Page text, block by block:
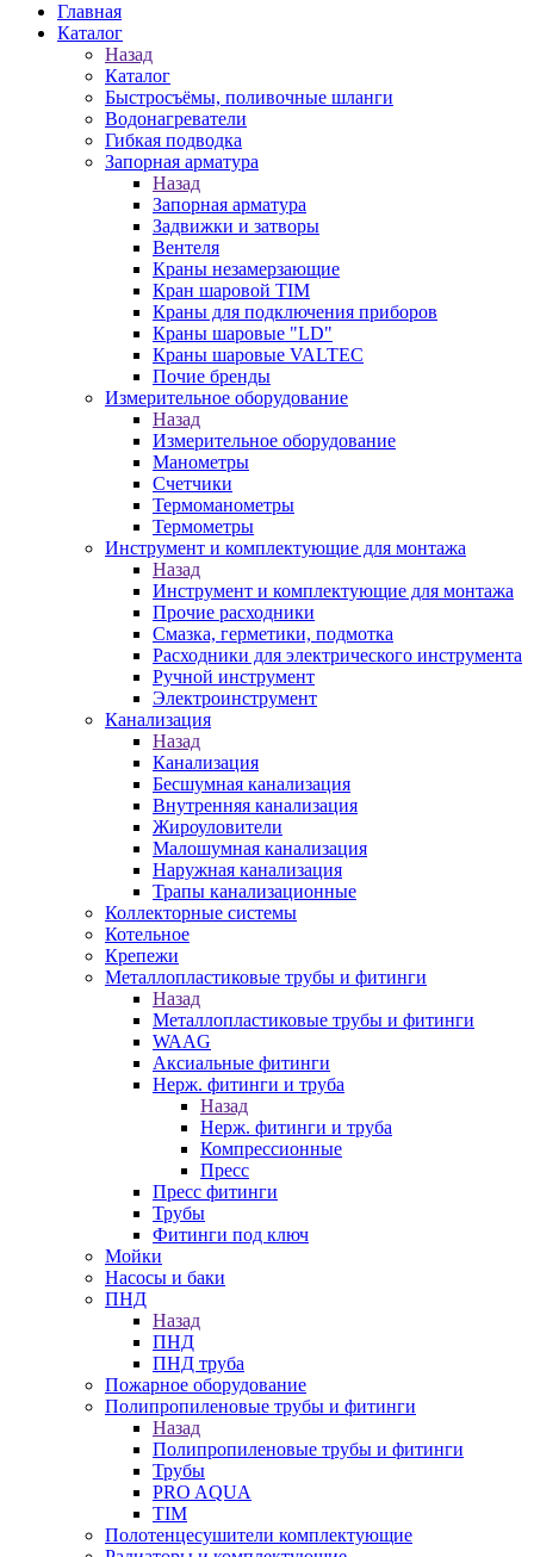
Главная
Каталог
Назад
Каталог
Быстросъёмы, поливочные шланги
Водонагреватели
Гибкая подводка
Запорная арматура
Назад
Запорная арматура
Задвижки и затворы
Вентеля
Краны незамерзающие
Кран шаровой TIM
Краны для подключения приборов
Краны шаровые "LD"
Краны шаровые VALTEC
Почие бренды
Измерительное оборудование
Назад
Измерительное оборудование
Манометры
Счетчики
Термоманометры
Термометры
Инструмент и комплектующие для монтажа
Назад
Инструмент и комплектующие для монтажа
Прочие расходники
Смазка, герметики, подмотка
Расходники для электрического инструмента
Ручной инструмент
Электроинструмент
Канализация
Назад
Канализация
Бесшумная канализация
Внутренняя канализация
Жироуловители
Малошумная канализация
Наружная канализация
Трапы канализационные
Коллекторные системы
Котельное
Крепежи
Металлопластиковые трубы и фитинги
Назад
Металлопластиковые трубы и фитинги
WAAG
Аксиальные фитинги
Нерж. фитинги и труба
Назад
Нерж. фитинги и труба
Компрессионные
Пресс
Пресс фитинги
Трубы
Фитинги под ключ
Мойки
Насосы и баки
ПНД
Назад
ПНД
ПНД труба
Пожарное оборудование
Полипропиленовые трубы и фитинги
Назад
Полипропиленовые трубы и фитинги
Трубы
PRO AQUA
TIM
Полотенцесушители комплектующие